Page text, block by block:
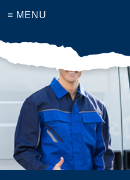
≡ MENU